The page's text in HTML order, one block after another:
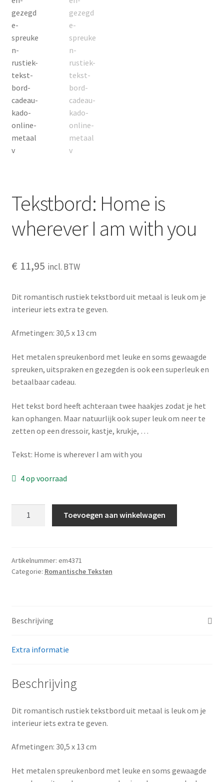
Nieuws & Blog
Nieuwsbrief
Onze klanten aan het woord
OVER ONS
Partners
Veilig betalen – verschillende mogelijkheden
Wat vindt je van ons?
Winkelmandje
Wishlist
Tekstbord: Home is
wherever I am with you
€ 11,95 incl. BTW
Dit romantisch rustiek tekstbord uit metaal is leuk om je
interieur iets extra te geven.
Afmetingen: 30,5 x 13 cm
Het metalen spreukenbord met leuke en soms gewaagde
spreuken, uitspraken en gezegden is ook een superleuk en
betaalbaar cadeau.
Het tekst bord heeft achteraan twee haakjes zodat je het
kan ophangen. Maar natuurlijk ook super leuk om neer te
zetten op een dressoir, kastje, krukje, …
Tekst: Home is wherever I am with you
4 op voorraad
I
am
Toevoegen aan winkelwagen
Artikelnummer: em4371
Categorie: Romantische Teksten
Beschrijving
Extra informatie
Beschrijving
Dit romantisch rustiek tekstbord uit metaal is leuk om je
interieur iets extra te geven.
Afmetingen: 30,5 x 13 cm
Het metalen spreukenbord met leuke en soms gewaagde